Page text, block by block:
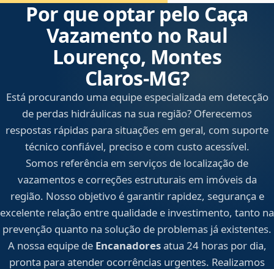
Por que optar pelo Caça
Vazamento no Raul
Lourenço, Montes
Claros‑MG?
Está procurando uma equipe especializada em detecção
de perdas hidráulicas na sua região? Oferecemos
respostas rápidas para situações em geral, com suporte
técnico confiável, preciso e com custo acessível.
Somos referência em serviços de localização de
vazamentos e correções estruturais em imóveis da
região. Nosso objetivo é garantir rapidez, segurança e
excelente relação entre qualidade e investimento, tanto na
prevenção quanto na solução de problemas já existentes.
A nossa equipe de Encanadoresatua 24 horas por dia,
pronta para atender ocorrências urgentes. Realizamos